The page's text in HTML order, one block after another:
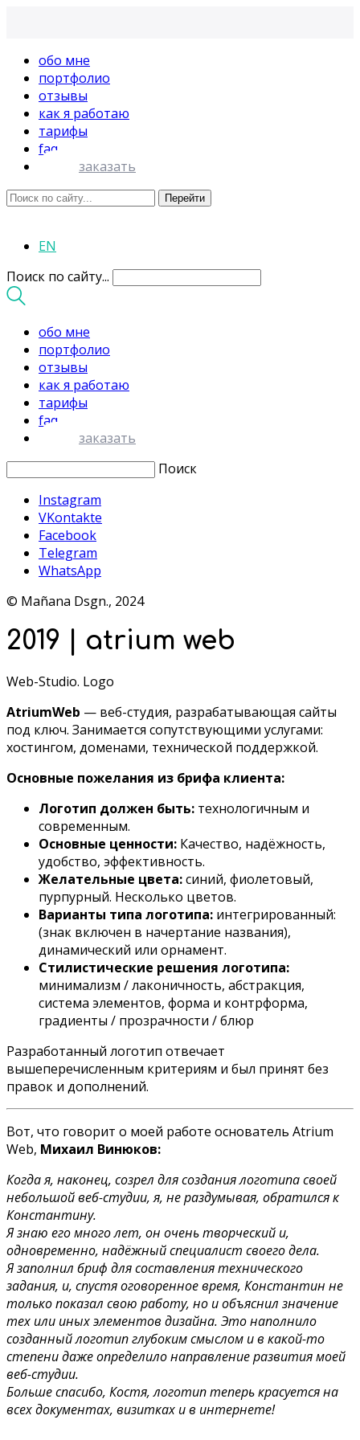
обо мне
портфолио
отзывы
как я работаю
тарифы
faq
заказать
EN
Поиск по сайту...
обо мне
портфолио
отзывы
как я работаю
тарифы
faq
заказать
Поиск
Instagram
VKontakte
Facebook
Telegram
WhatsApp
© Mañana Dsgn., 2024
2019 | atrium web
Web-Studio. Logo
AtriumWeb — веб-студия, разрабатывающая сайты
под ключ. Занимается сопутствующими услугами:
хостингом, доменами, технической поддержкой.
Основные пожелания из брифа клиента:
Логотип должен быть: технологичным и
современным.
Основные ценности: Качество, надёжность,
удобство, эффективность.
Желательные цвета:синий, фиолетовый,
пурпурный. Несколько цветов.
Варианты типа логотипа: интегрированный:
(знак включен в начертание названия),
динамический или орнамент.
Стилистические решения логотипа:
минимализм / лаконичность, абстракция,
система элементов, форма и контрформа,
градиенты / прозрачности / блюр
Разработанный логотип отвечает
вышеперечисленным критериям и был принят без
правок и дополнений.
Вот, что говорит о моей работе основатель Atrium
Web, Михаил Винюков:
Когда я, наконец, созрел для создания логотипа своей
небольшой веб-студии, я, не раздумывая, обратился к
Константину.
Я знаю его много лет, он очень творческий и,
одновременно, надёжный специалист своего дела.
Я заполнил бриф для составления технического
задания, и, спустя оговоренное время, Константин не
только показал свою работу, но и объяснил значение
тех или иных элементов дизайна. Это наполнило
созданный логотип глубоким смыслом и в какой-то
степени даже определило направление развития моей
веб-студии.
Больше спасибо, Костя, логотип теперь красуется на
всех документах, визитках и в интернете!